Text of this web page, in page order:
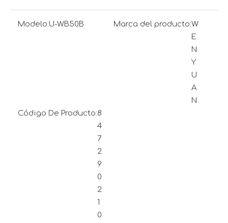
Modelo:U-WB50B Marca del producto:W
E
N
Y
U
A
N
Código De Producto:8
4
7
2
9
0
2
1
0